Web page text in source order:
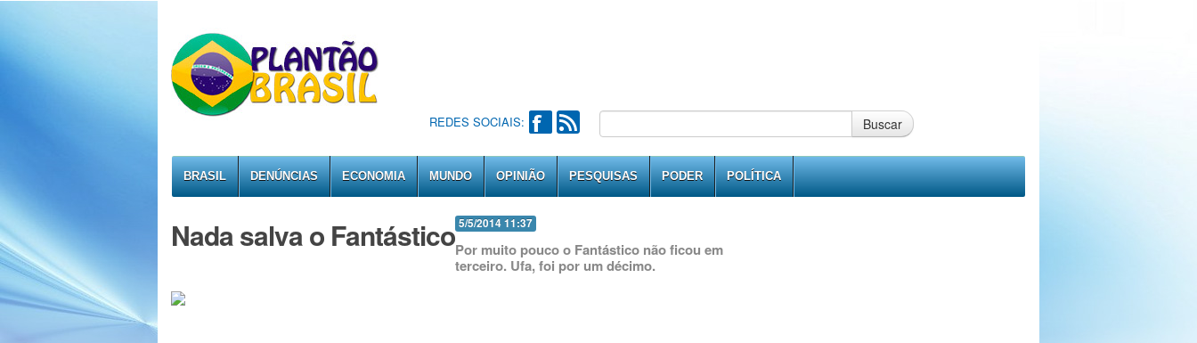
REDES SOCIAIS: Buscar
BRASIL DENÚNCIAS ECONOMIA MUNDO OPINIÃO PESQUISAS PODER POLÍTICA
5/5/2014 11:37
Nada salva o FantásticoPor muito pouco o Fantástico não ficou em
terceiro. Ufa, foi por um décimo.